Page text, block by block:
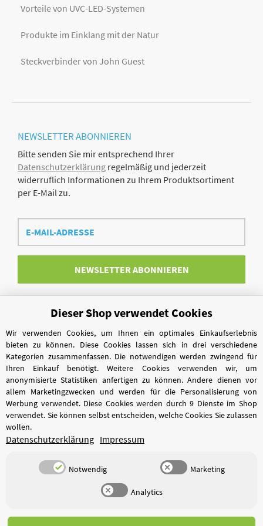
Vorteile von UVC-LED-Systemen
Produkte im Einklang mit der Natur
Steckverbinder von John Guest
NEWSLETTERABONNIEREN
Bitte senden Sie mir entsprechend Ihrer
Datenschutzerklärung regelmäßig und jederzeit
widerruflich Informationen zu Ihrem Produktsortiment
per E-Mail zu.
E-
Mail-
Adresse
NEWSLETTERABONNIEREN
Vertrag widerrufen
Dieser Shop verwendet Cookies
Wir verwenden Cookies, um Ihnen ein optimales Einkaufserlebnis
bieten zu können. Diese Cookies lassen sich in drei verschiedene
Kategorien zusammenfassen. Die notwendigen werden zwingend für
Ihren Einkauf benötigt. Weitere Cookies verwenden wir, um
anonymisierte Statistiken anfertigen zu können. Andere dienen vor
allem Marketingzwecken und werden für die Personalisierung von
Werbung verwendet. Diese Cookies werden durch 9 Dienste im Shop
verwendet. Sie können selbst entscheiden, welche Cookies Sie zulassen
wollen.
Datenschutzerklärung Impressum
Notwendig Marketing
Analytics